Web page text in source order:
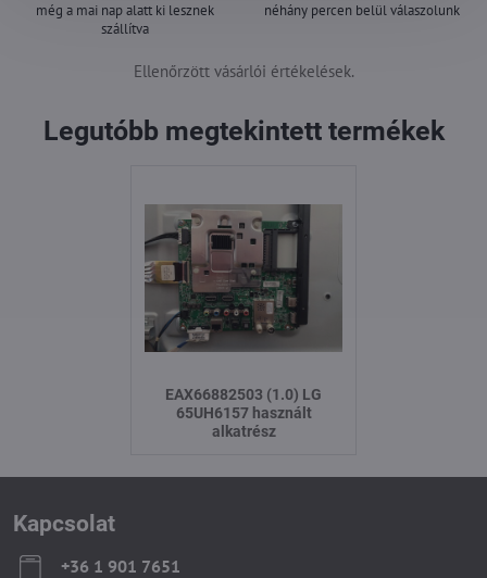
még a mai nap alatt ki lesznek
szállítva
néhány percen belül válaszolunk
Ellenőrzött vásárlói értékelések.
Legutóbb megtekintett termékek
EAX66882503 (1.0) LG
65UH6157 használt
alkatrész
Kapcsolat
+36 1 901 7651